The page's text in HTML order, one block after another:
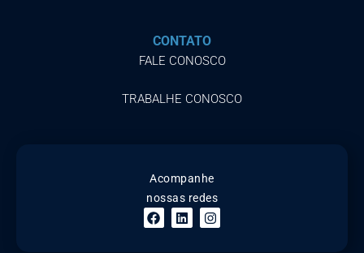
CONTATO
FALE CONOSCO
TRABALHE CONOSCO
Acompanhe
nossas redes